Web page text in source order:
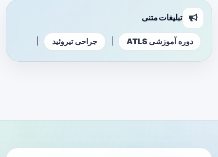
تبلیغات متنی
دوره آموزشی ATLS جراحی تیروئید